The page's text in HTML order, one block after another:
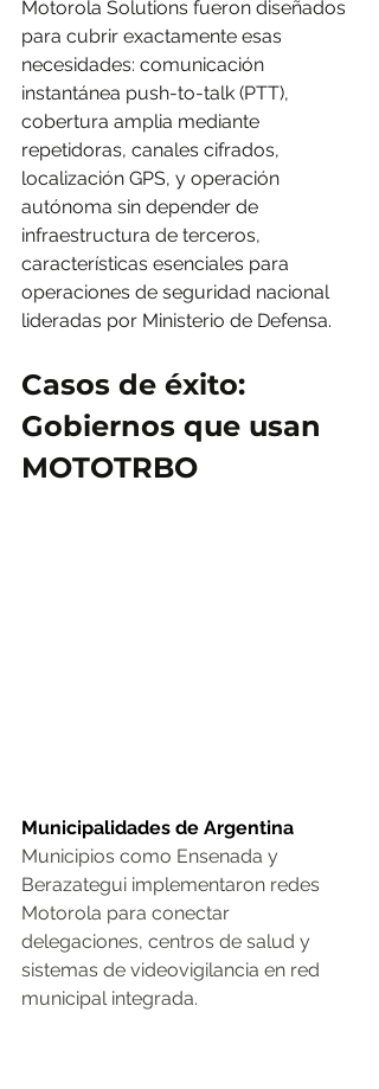
Motorola Solutions fueron diseñados
para cubrir exactamente esas
necesidades: comunicación
instantánea push-to-talk (PTT),
cobertura amplia mediante
repetidoras, canales cifrados,
localización GPS, y operación
autónoma sin depender de
infraestructura de terceros,
características esenciales para
operaciones de seguridad nacional
lideradas por Ministerio de Defensa.
Casos de éxito:
Gobiernos que usan
MOTOTRBO
Municipalidades de Argentina
Municipios como Ensenada y
Berazategui implementaron redes
Motorola para conectar
delegaciones, centros de salud y
sistemas de videovigilancia en red
municipal integrada.